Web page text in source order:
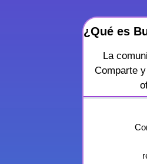
¿Qué es
La
Comparte